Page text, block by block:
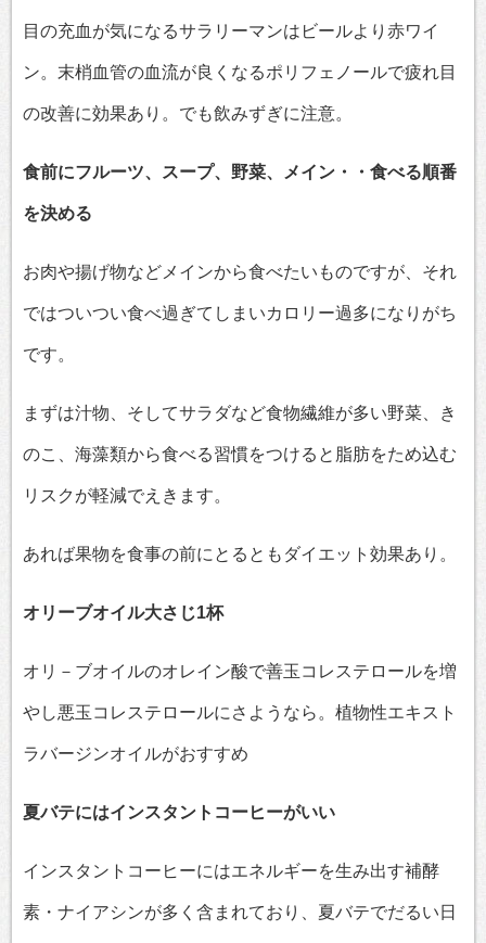
目の充血が気になるサラリーマンはビールより赤ワイ
ン。末梢血管の血流が良くなるポリフェノールで疲れ目
の改善に効果あり。でも飲みずぎに注意。
食前にフルーツ、スープ、野菜、メイン・・食べる順番
を決める
お肉や揚げ物などメインから食べたいものですが、それ
ではついつい食べ過ぎてしまいカロリー過多になりがち
です。
まずは汁物、そしてサラダなど食物繊維が多い野菜、き
のこ、海藻類から食べる習慣をつけると脂肪をため込む
リスクが軽減でえきます。
あれば果物を食事の前にとるともダイエット効果あり。
オリーブオイル大さじ1杯
オリ－ブオイルのオレイン酸で善玉コレステロールを増
やし悪玉コレステロールにさようなら。植物性エキスト
ラバージンオイルがおすすめ
夏バテにはインスタントコーヒーがいい
インスタントコーヒーにはエネルギーを生み出す補酵
素・ナイアシンが多く含まれており、夏バテでだるい日